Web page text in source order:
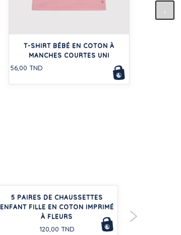
T-SHIRT BÉBÉ EN COTON À
MANCHES COURTES UNI
56,00 TND
5 PAIRES DE CHAUSSETTES
ENFANT FILLE EN COTON IMPRIMÉ
À FLEURS
120,00 TND